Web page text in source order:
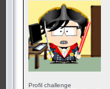
Profil challenge